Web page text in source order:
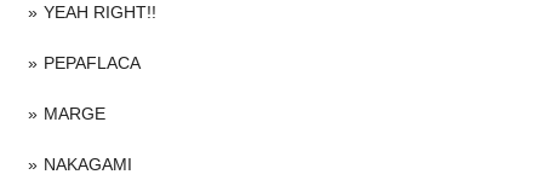
YEAH RIGHT!!
PEPAFLACA
MARGE
NAKAGAMI